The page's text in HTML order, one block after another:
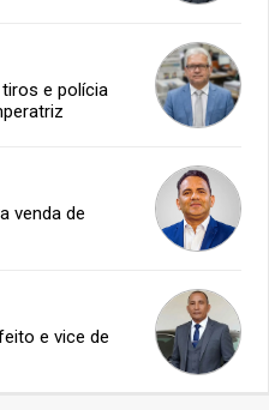
e polícia
venda de
e vice de